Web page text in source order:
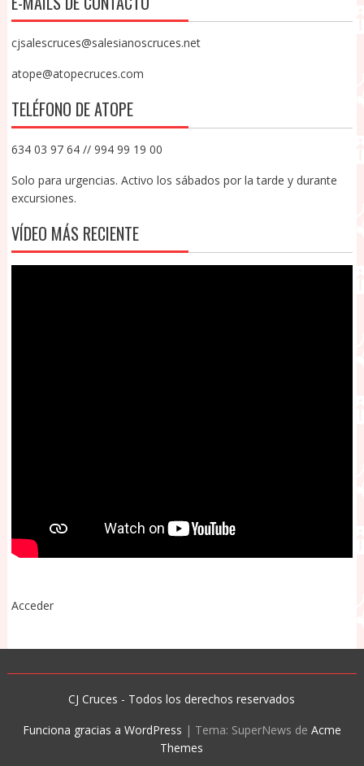
cjsalescruces@salesianoscruces.net
atope@atopecruces.com
TELÉFONO DE ATOPE
634 03 97 64 // 994 99 19 00
Solo para urgencias. Activo los sábados por la tarde y durante
excursiones.
VÍDEO MÁS RECIENTE
Acceder
CJ Cruces - Todos los derechos reservados
Funciona gracias a WordPress | Tema: SuperNews de Acme
Themes